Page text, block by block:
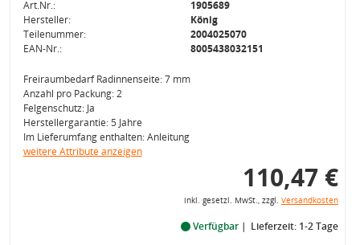
Art.Nr.:
1905689
Hersteller:
König
Teilenummer:
2004025070
EAN-Nr.:
8005438032151
Freiraumbedarf Radinnenseite: 7 mm
Anzahl pro Packung: 2
Felgenschutz: Ja
Herstellergarantie: 5 Jahre
Im Lieferumfang enthalten: Anleitung
weitere Attribute anzeigen
110,47 €
inkl. gesetzl. MwSt., zzgl. Versandkosten
Verfügbar Lieferzeit: 1-2 Tage